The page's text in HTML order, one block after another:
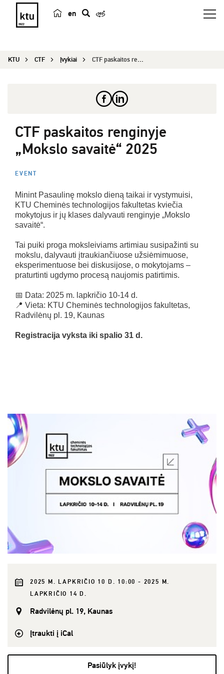
en
e
KTU CTF Įvykiai CTF paskaitos renginyje „Mokslo savaitė“ 2025
CTF paskaitos renginyje
„Mokslo savaitė“ 2025
EVENT
Minint Pasaulinę mokslo dieną taikai ir vystymuisi,
KTU Cheminės technologijos fakultetas kviečia
mokytojus ir jų klases dalyvauti renginyje „Mokslo
savaitė“.
Tai puiki proga moksleiviams artimiau susipažinti su
mokslu, dalyvauti įtraukiančiuose užsiėmimuose,
eksperimentuose bei diskusijose, o mokytojams –
praturtinti ugdymo procesą naujomis patirtimis.
📅 Data: 2025 m. lapkričio 10-14 d.
📍 Vieta: KTU Cheminės technologijos fakultetas,
Radvilėnų pl. 19, Kaunas
Registracija vyksta iki spalio 31 d.
2025 M. LAPKRIČIO 10 D. 10:00 - 2025 M.
LAPKRIČIO 14 D.
Radvilėnų pl. 19, Kaunas
Įtraukti į iCal
Pasiūlyk įvykį!